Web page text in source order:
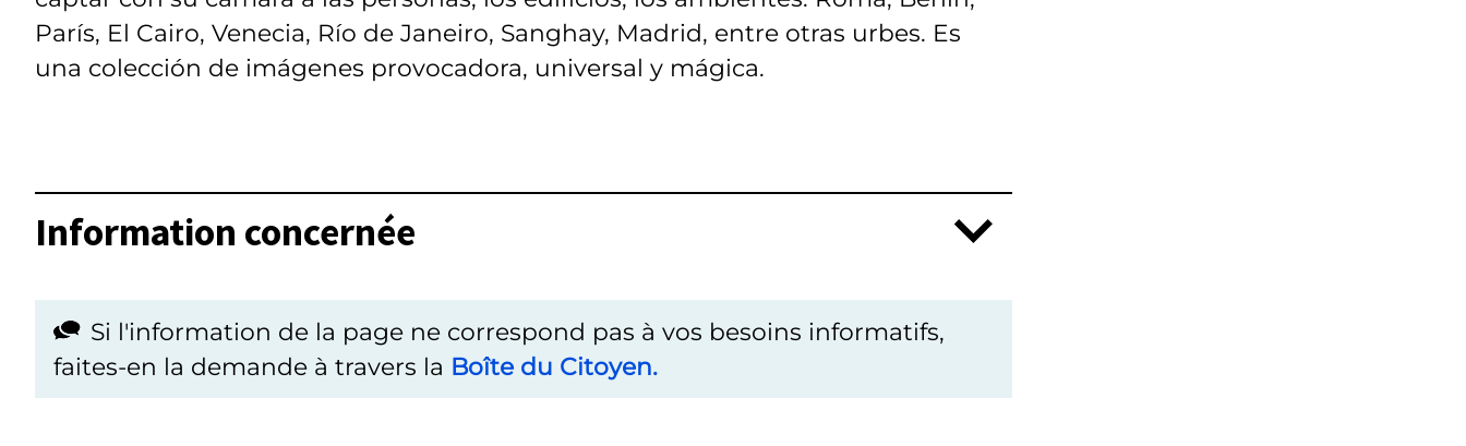
París, El Cairo, Venecia, Río de Janeiro, Sanghay, Madrid, entre otras urbes. Es
una colección de imágenes provocadora, universal y mágica.
Information concernée
Si l'information de la page ne correspond pas à vos besoins informatifs,
faites-en la demande à travers la Boîte du Citoyen.